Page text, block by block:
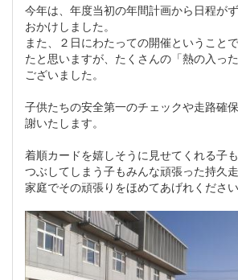
今年は、年度当初の年間計画から日程が
おかけしました。
また、２日にわたっての開催ということ
たと思いますが、たくさんの「熱の入っ
ございました。
子供たちの安全第一のチェックや走路確
謝いたします。
着順カードを嬉しそうに見せてくれる子
つぶしてしまう子もみんな頑張った持久
家庭でその頑張りをほめてあげれください